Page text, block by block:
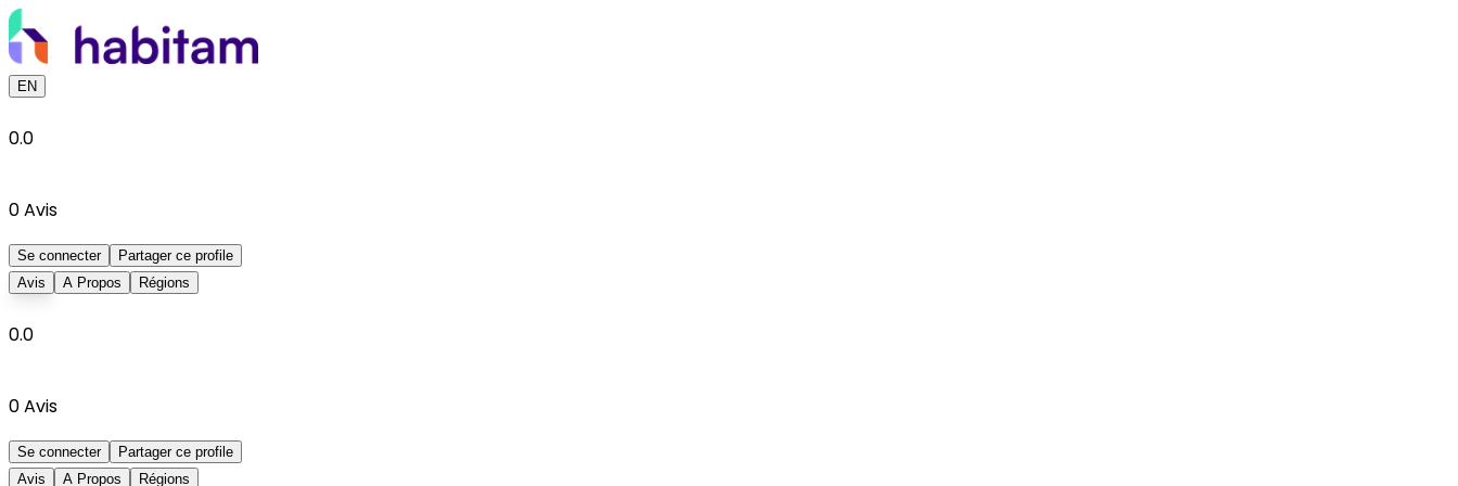
EN
0.0
0Avis
Se connecter
Partager ce profile
Avis
A Propos Régions
0.0
0Avis
Se connecter
Partager ce profile
Avis
A Propos Régions